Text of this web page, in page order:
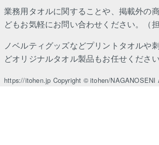
業務用タオルに関することや、掲載外の
どもお気軽にお問い合わせください。（
ノベルティグッズなどプリントタオルや
どオリジナルタオル製品もお任せください
https://itohen.jp Copyright © itohen/NAGANOSENI